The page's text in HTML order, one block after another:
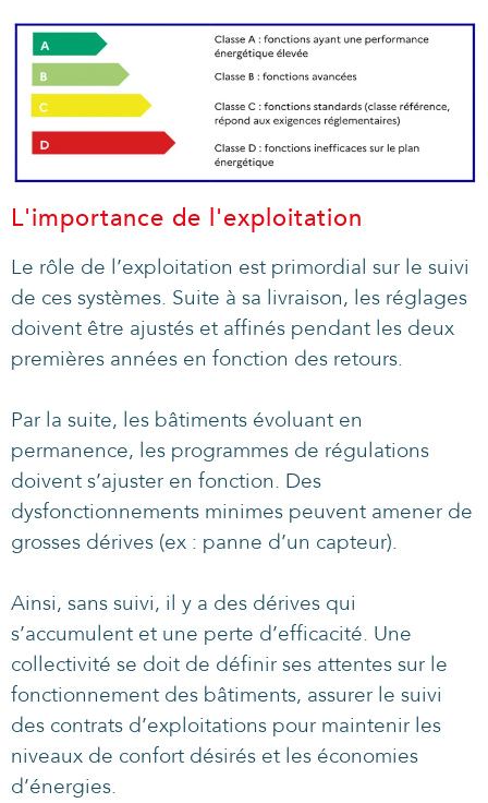
L'importance de l'exploitation
Le rôle de l’exploitation est primordial sur le suivi
de ces systèmes. Suite à sa livraison, les réglages
doivent être ajustés et affinés pendant les deux
premières années en fonction des retours.
Par la suite, les bâtiments évoluant en
permanence, les programmes de régulations
doivent s’ajuster en fonction. Des
dysfonctionnements minimes peuvent amener de
grosses dérives (ex : panne d’un capteur).
Ainsi, sans suivi, il y a des dérives qui
s’accumulent et une perte d’efficacité. Une
collectivité se doit de définir ses attentes sur le
fonctionnement des bâtiments, assurer le suivi
des contrats d’exploitations pour maintenir les
niveaux de confort désirés et les économies
d’énergies.